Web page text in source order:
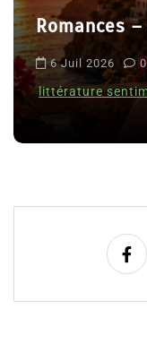
Romances
6 Juil 2026 0
littérature